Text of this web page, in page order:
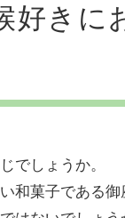
好きに
でしょうか。
和菓子である御